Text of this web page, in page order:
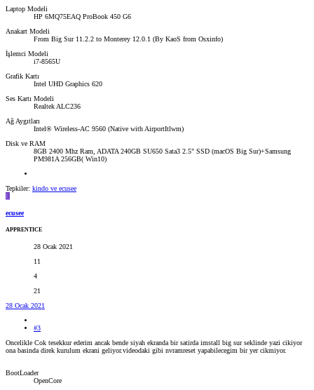
Laptop Modeli
HP 6MQ75EAQ ProBook 450 G6
Anakart Modeli
From Big Sur 11.2.2 to Monterey 12.0.1 (By KaoS from Osxinfo)
İşlemci Modeli
i7-8565U
Grafik Kartı
Intel UHD Graphics 620
Ses Kartı Modeli
Realtek ALC236
Ağ Aygıtları
Intel® Wireless-AC 9560 (Native with AirportItlwm)
Disk ve RAM
8GB 2400 Mhz Ram, ADATA 240GB SU650 Sata3 2.5" SSD (macOS Big Sur)+Samsung
PM981A 256GB( Win10)
Tepkiler: kindo ve ecusee
E
ecusee
APPRENTICE
28 Ocak 2021
11
4
21
28 Ocak 2021
#3
Oncelikle Cok tesekkur ederim ancak bende siyah ekranda bir satirda imstall big sur seklinde yazi cikiyor
ona basinda direk kurulum ekrani geliyor.videodaki gibi nvramreset yapabilecegim bir yer cikmiyor.
BootLoader
OpenCore